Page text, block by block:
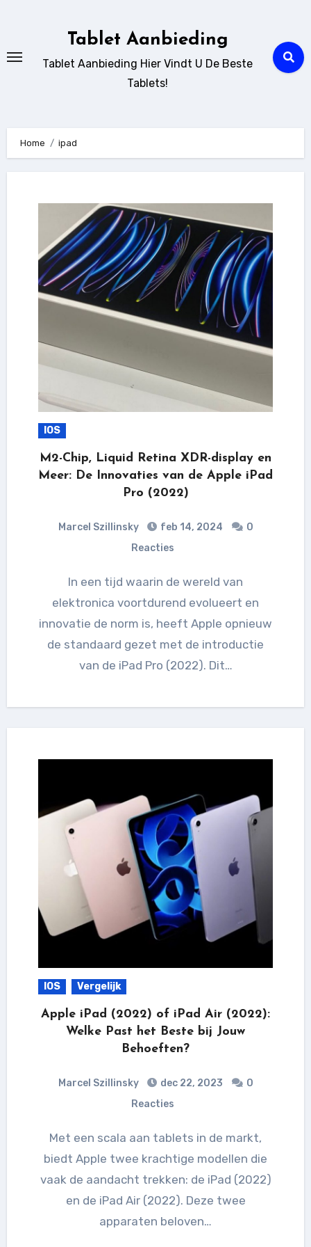
Tablet Aanbieding
Tablet Aanbieding Hier Vindt U De Beste
Tablets!
Home ipad
IOS
M2-Chip, Liquid Retina XDR-display en
Meer: De Innovaties van de Apple iPad
Pro (2022)
Marcel Szillinsky feb 14, 2024
0
Reacties
In een tijd waarin de wereld van
elektronica voortdurend evolueert en
innovatie de norm is, heeft Apple opnieuw
de standaard gezet met de introductie
van de iPad Pro (2022). Dit…
IOS Vergelijk
Apple iPad (2022) of iPad Air (2022):
Welke Past het Beste bij Jouw
Behoeften?
Marcel Szillinsky dec 22, 2023
0
Reacties
Met een scala aan tablets in de markt,
biedt Apple twee krachtige modellen die
vaak de aandacht trekken: de iPad (2022)
en de iPad Air (2022). Deze twee
apparaten beloven…